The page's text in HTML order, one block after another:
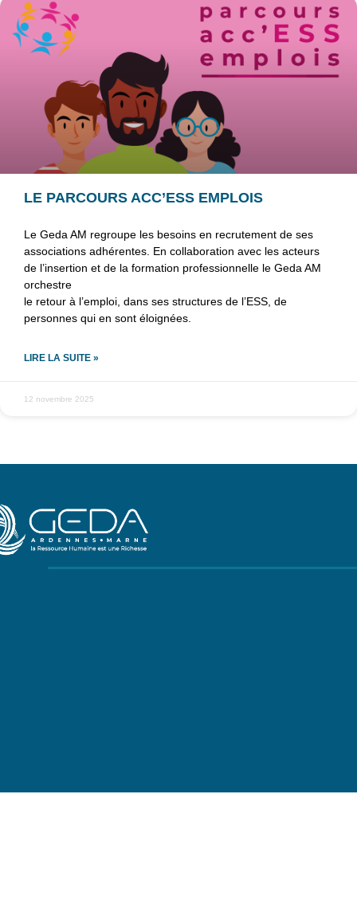
NOS ACTUS
LE PARCOURS ACC’ESS EMPLOIS
Le Geda AM regroupe les besoins en recrutement de ses
associations adhérentes. En collaboration avec les acteurs
de l’insertion et de la formation professionnelle le Geda AM
orchestre
le retour à l’emploi, dans ses structures de l’ESS, de
personnes qui en sont éloignées.
LIRE LA SUITE »
12 novembre 2025